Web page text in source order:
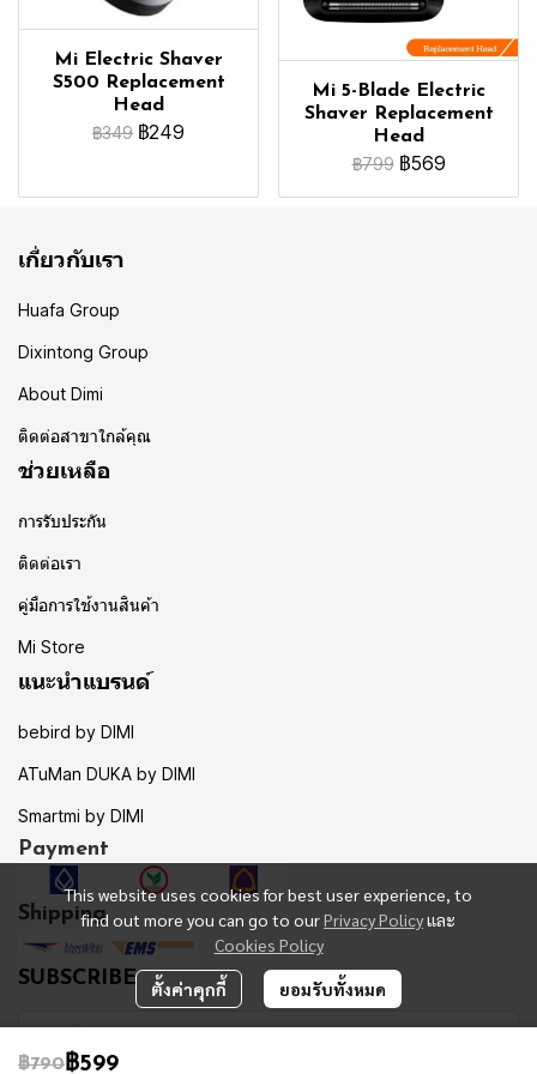
Mi Electric Shaver
S500 Replacement
Head
฿349 ฿249
Mi 5-Blade Electric
Shaver Replacement
Head
฿799 ฿569
฿790฿599
This website uses cookies for best user experience, to
find out more you can go to ourPrivacy Policyและ
Cookies Policy
ตั้งค่าคุกกี้ ยอมรับทั้งหมด
เกี่ยวกับเรา
Huafa Group
Dixintong Group
About Dimi
ติดต่อสาขาใกล้คุณ
ช่วยเหลือ
การรับประกัน
ติดต่อเรา
คู่มือการใช้งานสินค้า
Mi Store
แนะนำแบรนด์
bebird by DIMI
ATuMan DUKA by DIMI
Smartmi by DIMI
Payment
Shipping
SUBSCRIBE